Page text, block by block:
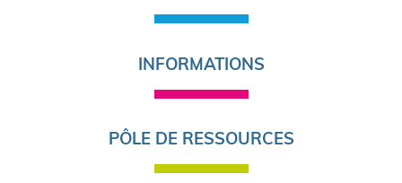
INFORMATIONS
PÔLE DE RESSOURCES